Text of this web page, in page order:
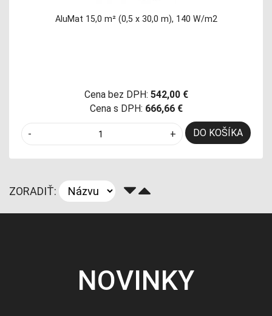
AluMat 15,0 m² (0,5 x 30,0 m), 140 W/m2
Cena bez DPH: 542,00 €
Cena s DPH: 666,66 €
- + DO KOŠÍKA
ZORADIŤ:
NOVINKY